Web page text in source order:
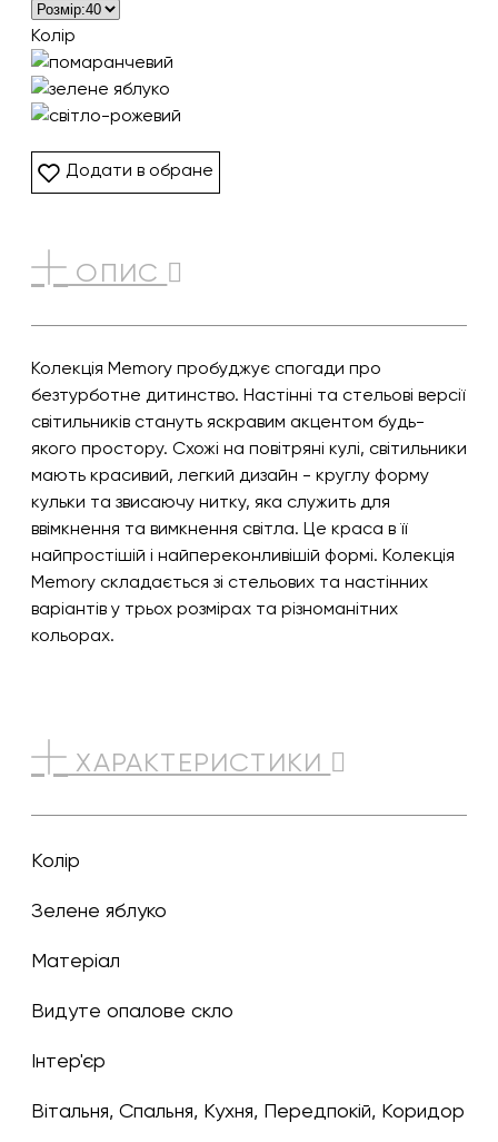
Колір
Додати в обране
ОПИС
Колекція Memory пробуджує спогади про
безтурботне дитинство. Настінні та стельові версії
світильників стануть яскравим акцентом будь-
якого простору. Схожі на повітряні кулі, світильники
мають красивий, легкий дизайн - круглу форму
кульки та звисаючу нитку, яка служить для
ввімкнення та вимкнення світла. Це краса в її
найпростішій і найпереконливішій формі. Колекція
Memory складається зі стельових та настінних
варіантів у трьох розмірах та різноманітних
кольорах.
ХАРАКТЕРИСТИКИ
Колір
зелене яблуко
Матеріал
Видуте опалове скло
Інтер'єр
Вітальня, Спальня, Кухня, Передпокій, Коридор